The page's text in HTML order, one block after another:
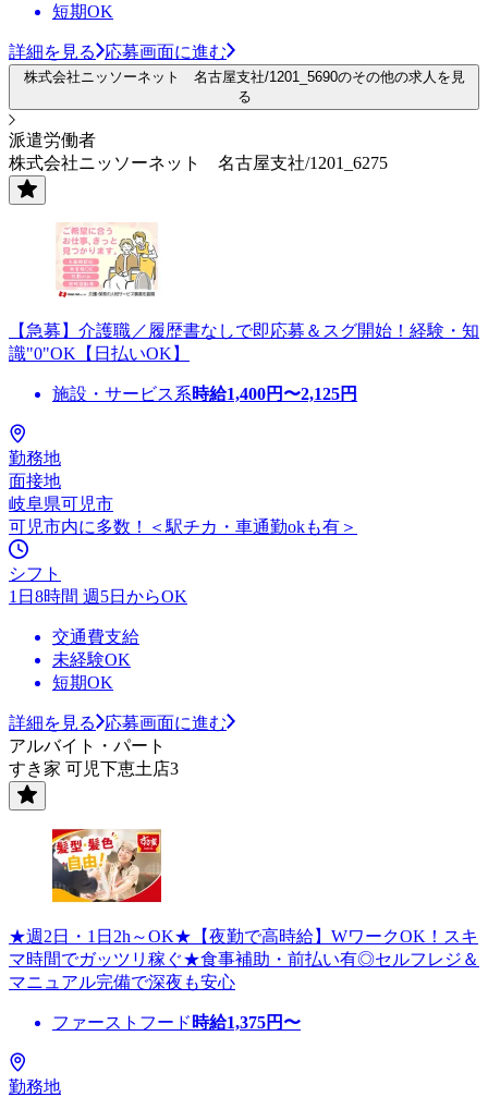
短期OK
詳細を見る 応募画面に進む
株式会社ニッソーネット 名古屋支社/1201_5690のその他の求人を見
る
派遣労働者
株式会社ニッソーネット 名古屋支社/1201_6275
【急募】介護職／履歴書なしで即応募＆スグ開始！経験・知
識"0"OK【日払いOK】
施設・サービス系時給1,400円〜2,125円
勤務地
面接地
岐阜県可児市
可児市内に多数！＜駅チカ・車通勤okも有＞
シフト
1日8時間 週5日からOK
交通費支給
未経験OK
短期OK
詳細を見る
応募画面に進む
アルバイト・パート
すき家 可児下恵土店3
★週2日・1日2h～OK★【夜勤で高時給】WワークOK！スキ
マ時間でガッツリ稼ぐ★食事補助・前払い有◎セルフレジ＆
マニュアル完備で深夜も安心
ファーストフード 時給1,375円〜
勤務地